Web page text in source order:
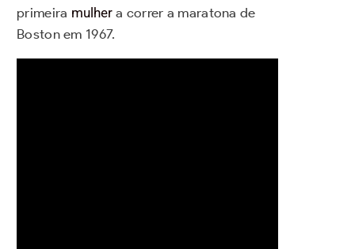
primeira mulhera correr a maratona de
Boston em 1967.